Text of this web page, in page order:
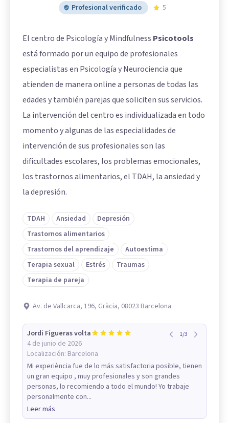
Profesional verificado 5
El centro de Psicología y Mindfulness Psicotools
está formado por un equipo de profesionales
especialistas en Psicología y Neurociencia que
atienden de manera online a personas de todas las
edades y también parejas que soliciten sus servicios.
La intervención del centro es individualizada en todo
momento y algunas de las especialidades de
intervención de sus profesionales son las
dificultades escolares, los problemas emocionales,
los trastornos alimentarios, el TDAH, la ansiedad y
la depresión.
TDAH Ansiedad
Depresión
Trastornos alimentarios
Trastornos del aprendizaje
Autoestima
Terapia sexual
Estrés
Traumas
Terapia de pareja
Av. de Vallcarca, 196, Gràcia, 08023 Barcelona
Jordi Figueras volta
4 de junio de 2026
Localización: Barcelona
1/3
Mi experiència fue de lo más satisfactoria posible, tienen
un gran equipo , muy profesionales y son grandes
personas, lo recomiendo a todo el mundo! Yo trabaje
personalmente con...
Leer más